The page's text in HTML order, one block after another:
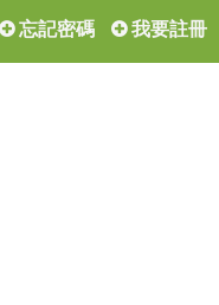
忘記密碼 我要註冊